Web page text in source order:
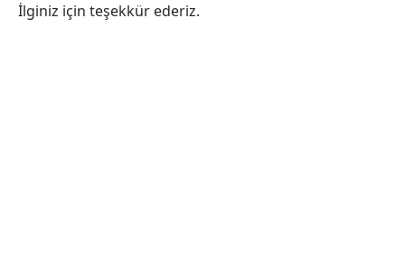
İlginiz için teşekkür ederiz.